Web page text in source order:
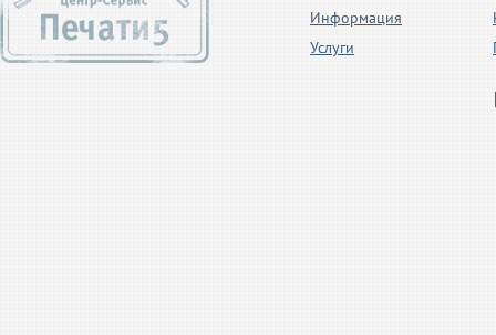
Информация
Услуги